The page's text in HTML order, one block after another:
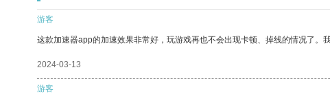
游客
这款加速器app的加速效果非常好，玩游戏再也不会出现卡顿、掉线的情况了。
2024-03-13
游客